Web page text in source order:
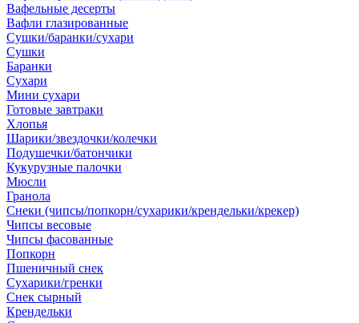
Вафельные десерты
Вафли глазированные
Сушки/баранки/сухари
Сушки
Баранки
Сухари
Мини сухари
Готовые завтраки
Хлопья
Шарики/звездочки/колечки
Подушечки/батончики
Кукурузные палочки
Мюсли
Гранола
Снеки (чипсы/попкорн/сухарики/крендельки/крекер)
Чипсы весовые
Чипсы фасованные
Попкорн
Пшеничный снек
Сухарики/гренки
Снек сырный
Крендельки